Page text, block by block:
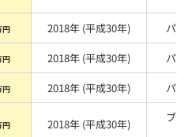
円 2018年 (平成30年)
パール
円 2018年 (平成30年)
パール
円 2018年 (平成30年) パール
円 2018年 (平成30年)
ブラ